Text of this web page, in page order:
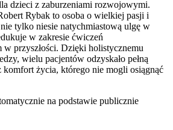
dzieci z zaburzeniami rozwojowymi.
Rybak to osoba o wielkiej pasji i
tylko niesie natychmiastową ulgę w
w zakresie ćwiczeń
w przyszłości. Dzięki holistycznemu
wielu pacjentów odzyskało pełną
komfort życia, którego nie mogli osiągnąć
na podstawie publicznie